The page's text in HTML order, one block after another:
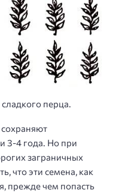
перца.
3-4 года. Но при
заграничных
что эти семена, как
прежде чем попасть